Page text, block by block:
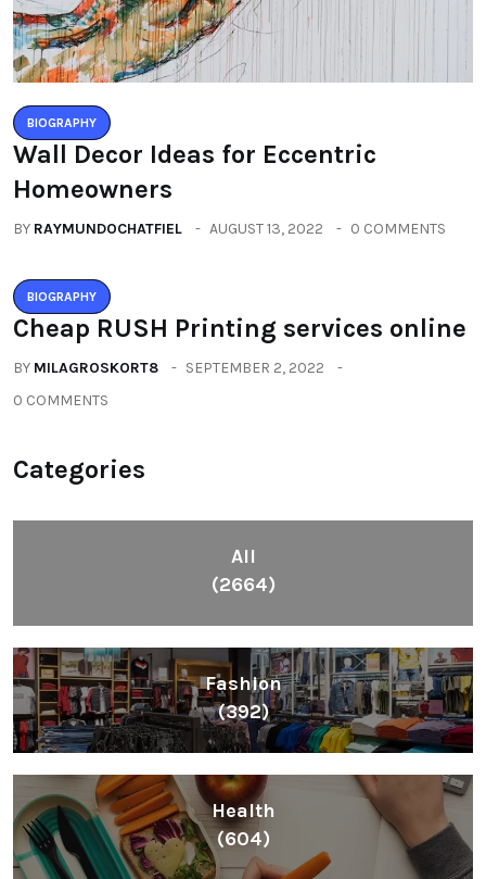
BIOGRAPHY
Wall Decor Ideas for Eccentric
Homeowners
BY RAYMUNDOCHATFIEL AUGUST 13, 2022 0 COMMENTS
BIOGRAPHY
Cheap RUSH Printing services online
BY MILAGROSKORT8
SEPTEMBER 2, 2022
0 COMMENTS
Categories
All
(2664)
Fashion
(392)
Health
(604)